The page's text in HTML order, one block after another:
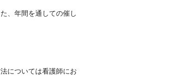
、年間を通しての催し
については看護師にお